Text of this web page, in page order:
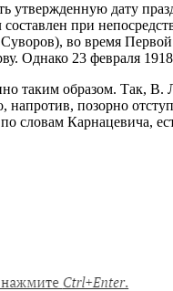
утвержденную дату
при
во время
Однако 23 февраля
таким образом. Так,
позорно
словам